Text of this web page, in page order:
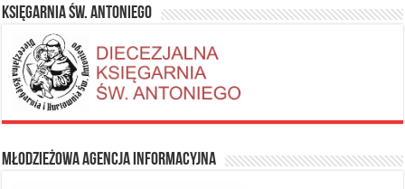
Księgarnia Św. Antoniego
Młodzieżowa Agencja Informacyjna